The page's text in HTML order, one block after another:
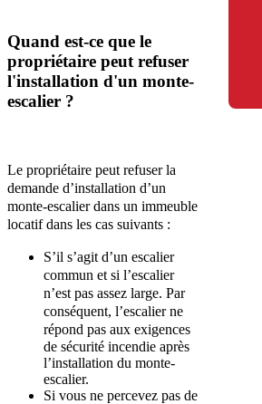
Quand est-ce que le
propriétaire peut refuser
l'installation d'un monte-
escalier ?
Le propriétaire peut refuser la
demande d’installation d’un
monte-escalier dans un immeuble
locatif dans les cas suivants :
S’il s’agit d’un escalier
commun et si l’escalier
n’est pas assez large. Par
conséquent, l’escalier ne
répond pas aux exigences
de sécurité incendie après
l’installation du monte-
escalier.
Si vous ne percevez pas de